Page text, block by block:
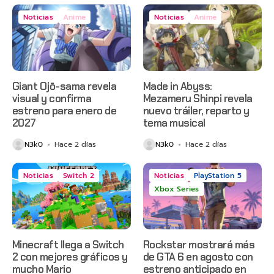
Noticias Anime
Giant Ojō-sama revela
visual y confirma
estreno para enero de
2027
N3k0 Hace 2 días
Noticias Anime
Made in Abyss:
Mezameru Shinpi revela
nuevo tráiler, reparto y
tema musical
N3k0 Hace 2 días
Noticias Switch 2
Minecraft llega a Switch
2 con mejores gráficos y
mucho Mario
Noticias
PlayStation 5
Xbox Series
Rockstar mostrará más
de GTA 6 en agosto con
estreno anticipado en